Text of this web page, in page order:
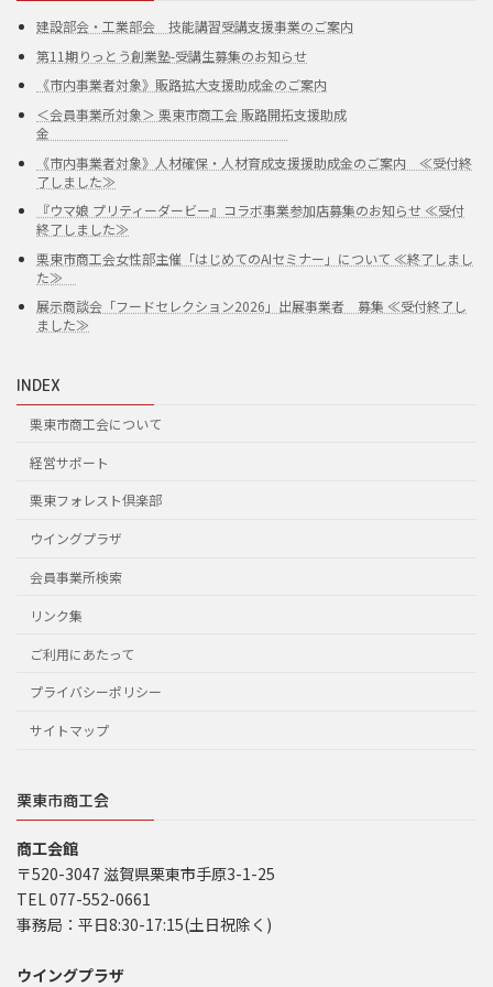
建設部会・工業部会 技能講習受講支援事業のご案内
第11期りっとう創業塾-受講生募集のお知らせ
《市内事業者対象》販路拡大支援助成金のご案内
＜会員事業所対象＞ 栗東市商工会 販路開拓支援助成
金
《市内事業者対象》人材確保・人材育成支援援助成金のご案内 ≪受付終
了しました≫
『ウマ娘 プリティーダービー』コラボ事業参加店募集のお知らせ ≪受付
終了しました≫
栗東市商工会女性部主催「はじめてのAIセミナー」について ≪終了しまし
た≫
展示商談会「フードセレクション2026」出展事業者 募集 ≪受付終了し
ました≫
INDEX
栗東市商工会について
経営サポート
栗東フォレスト倶楽部
ウイングプラザ
会員事業所検索
リンク集
ご利用にあたって
プライバシーポリシー
サイトマップ
栗東市商工会
商工会館
〒520-3047 滋賀県栗東市手原3-1-25
TEL 077-552-0661
事務局：平日8:30-17:15(土日祝除く)
ウイングプラザ